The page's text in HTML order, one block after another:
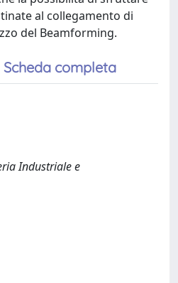
al collegamento di
del Beamforming.
Scheda completa
Industriale e